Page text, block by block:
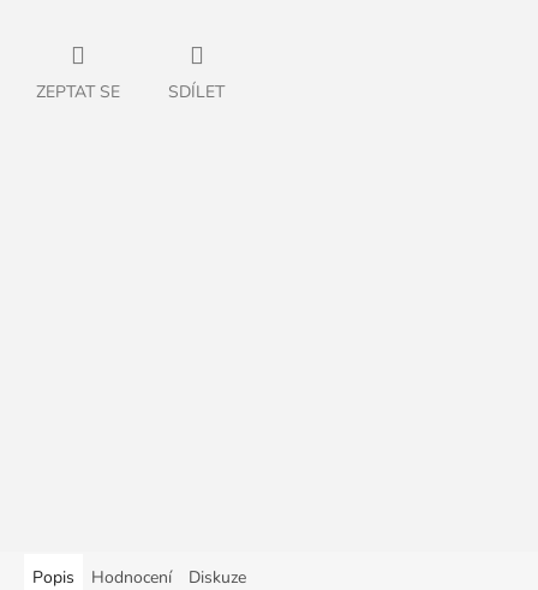
ZEPTAT SE SDÍLET
Popis Hodnocení Diskuze